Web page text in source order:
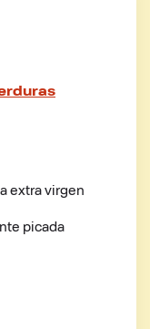
extra virgen
picada